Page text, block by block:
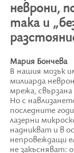
неврони,
така и
Мария Бончева
В нашия мозък
милиарда
мрежа,
Но с
последните
лазерни
надникват и в
непровеждащи
не закъсняват: